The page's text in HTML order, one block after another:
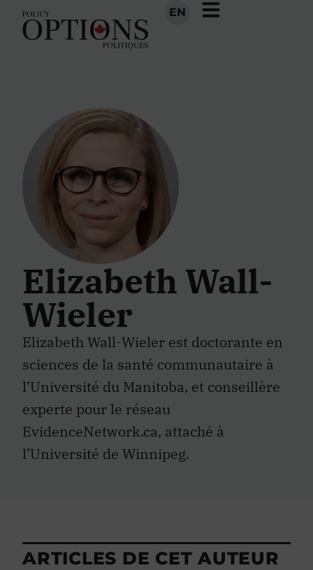
EN
Elizabeth Wall-
Wieler
Elizabeth Wall-Wieler est doctorante en
sciences de la santé communautaire à
l’Université du Manitoba, et conseillère
experte pour le réseau
EvidenceNetwork.ca, attaché à
l’Université de Winnipeg.
ARTICLES DE CET AUTEUR